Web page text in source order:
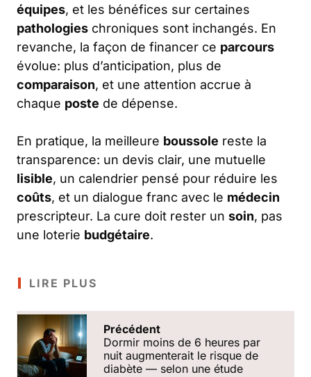
équipes, et les bénéfices sur certaines
pathologies chroniques sont inchangés. En
revanche, la façon de financer ce parcours
évolue: plus d’anticipation, plus de
comparaison, et une attention accrue à
chaque poste de dépense.
En pratique, la meilleure boussole reste la
transparence: un devis clair, une mutuelle
lisible, un calendrier pensé pour réduire les
coûts, et un dialogue franc avec le médecin
prescripteur. La cure doit rester un soin, pas
une loterie budgétaire.
LIRE PLUS
Précédent
Dormir moins de 6 heures par
nuit augmenterait le risque de
diabète — selon une étude